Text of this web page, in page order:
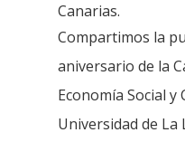
Canarias.
Compartimos la
aniversario de la
Economía Social
Universidad de La